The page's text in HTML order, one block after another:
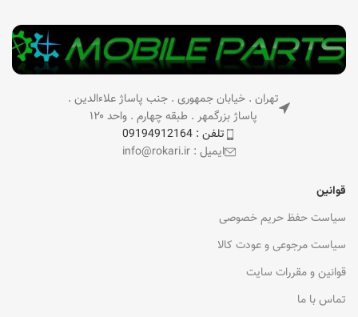
تهران . خیابان جمهوری . جنب پاساژ علاءالدین .
پاساژ بزرگمهر . طبقه چهارم . واحد ۱۲۰
تلفن : 09194912164
ایمیل : info@rokari.ir
قوانین
سیاست حفظ حریم خصوصی
سیاست مرجوعی و عودت کالا
قوانین و مقررات سایت
تماس با ما